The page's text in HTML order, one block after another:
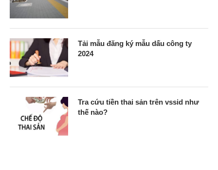
Tải mẫu đăng ký mẫu dấu công ty
2024
Tra cứu tiền thai sản trên vssid như
thế nào?